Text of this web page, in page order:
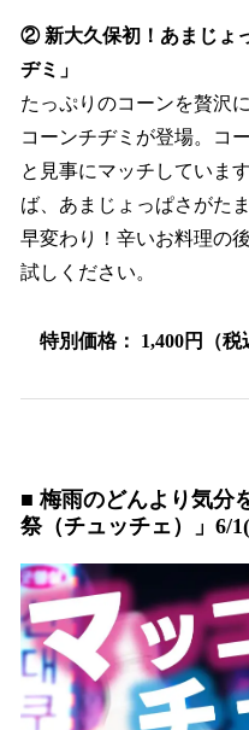
② 新大久保初！あまじょ
ヂミ」
たっぷりのコーンを贅沢
コーンチヂミが登場。コ
と見事にマッチしていま
ば、あまじょっぱさがた
早変わり！辛いお料理の
試しください。
特別価格： 1,400円（税
■ 梅雨のどんより気分
祭（チュッチェ）」6/